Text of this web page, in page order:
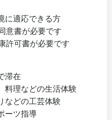
に適応できる方
意書が必要です
許可書が必要です
滞在
料理などの生活体験
などの工芸体験
ーツ指導